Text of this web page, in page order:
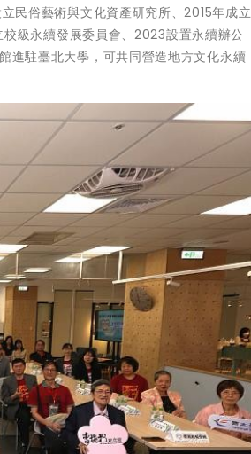
民俗藝術與文化資產研究所、2015年成立
級永續發展委員會、2023設置永續辦公
進駐臺北大學，可共同營造地方文化永續